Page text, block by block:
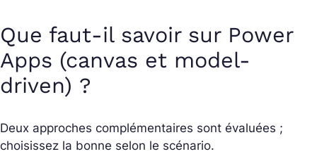
Que faut-il savoir sur Power
Apps (canvas et model-
driven) ?
Deux approches complémentaires sont évaluées ;
choisissez la bonne selon le scénario.